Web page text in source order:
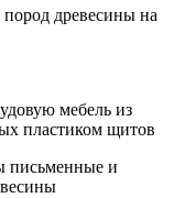
древесины на
мебель из
пластиком щитов
письменные и